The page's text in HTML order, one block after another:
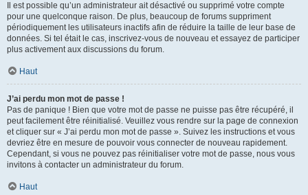
Il est possible qu’un administrateur ait désactivé ou supprimé votre compte
pour une quelconque raison. De plus, beaucoup de forums suppriment
périodiquement les utilisateurs inactifs afin de réduire la taille de leur base de
données. Si tel était le cas, inscrivez-vous de nouveau et essayez de participer
plus activement aux discussions du forum.
Haut
J’ai perdu mon mot de passe !
Pas de panique ! Bien que votre mot de passe ne puisse pas être récupéré, il
peut facilement être réinitialisé. Veuillez vous rendre sur la page de connexion
et cliquer sur « J’ai perdu mon mot de passe ». Suivez les instructions et vous
devriez être en mesure de pouvoir vous connecter de nouveau rapidement.
Cependant, si vous ne pouvez pas réinitialiser votre mot de passe, nous vous
invitons à contacter un administrateur du forum.
Haut